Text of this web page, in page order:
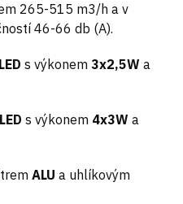
265-515 m3/h a v
46-66 db (A).
LED s výkonem 3x2,5W a
LED s výkonem 4x3W a
ALU a uhlíkovým